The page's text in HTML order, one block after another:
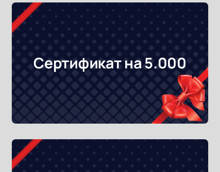
Сертификат на 5.000